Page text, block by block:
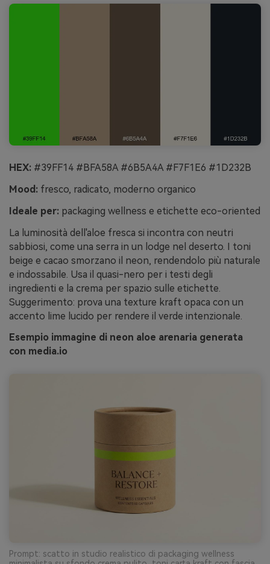
HEX: #39FF14 #BFA58A #6B5A4A #F7F1E6 #1D232B
Mood: fresco, radicato, moderno organico
Ideale per: packaging wellness e etichette eco-oriented
La luminosità dell'aloe fresca si incontra con neutri
sabbiosi, come una serra in un lodge nel deserto. I toni
beige e cacao smorzano il neon, rendendolo più naturale
e indossabile. Usa il quasi-nero per i testi degli
ingredienti e la crema per spazio sulle etichette.
Suggerimento: prova una texture kraft opaca con un
accento lime lucido per rendere il verde intenzionale.
Esempio immagine di neon aloe arenaria generata
con media.io
Prompt: scatto in studio realistico di packaging wellness